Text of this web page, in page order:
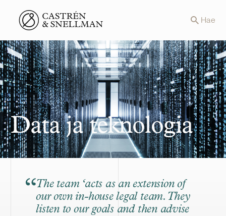
Front page Hae
Data ja teknologia
The team ‘acts as an extension of
our own in-house legal team. They
listen to our goals and then advise